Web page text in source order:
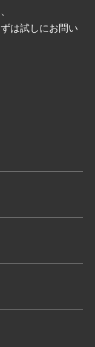
は試しにお問い